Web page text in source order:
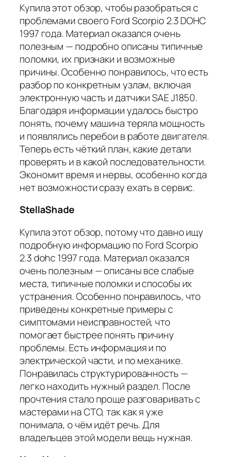
Купила этот обзор, чтобы разобраться с
проблемами своего Ford Scorpio 2.3 DOHC
1997 года. Материал оказался очень
полезным — подробно описаны типичные
поломки, их признаки и возможные
причины. Особенно понравилось, что есть
разбор по конкретным узлам, включая
электронную часть и датчики SAE J1850.
Благодаря информации удалось быстро
понять, почему машина теряла мощность
и появлялись перебои в работе двигателя.
Теперь есть чёткий план, какие детали
проверять и в какой последовательности.
Экономит время и нервы, особенно когда
нет возможности сразу ехать в сервис.
StellaShade
Купила этот обзор, потому что давно ищу
подробную информацию по Ford Scorpio
2.3 dohc 1997 года. Материал оказался
очень полезным — описаны все слабые
места, типичные поломки и способы их
устранения. Особенно понравилось, что
приведены конкретные примеры с
симптомами неисправностей, что
помогает быстрее понять причину
проблемы. Есть информация и по
электрической части, и по механике.
Понравилась структурированность —
легко находить нужный раздел. После
прочтения стало проще разговаривать с
мастерами на СТО, так как я уже
понимала, о чём идёт речь. Для
владельцев этой модели вещь нужная.